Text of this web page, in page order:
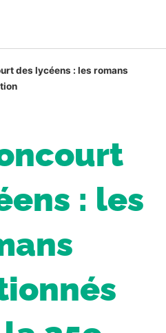
des lycéens : les romans
: les